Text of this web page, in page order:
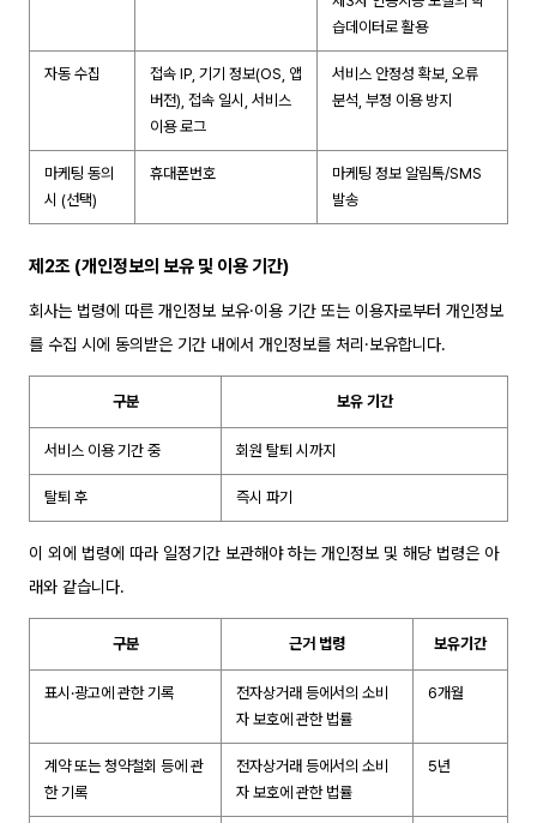
습데이터로 활용
자동 수집
접속 IP, 기기 정보(OS, 앱
버전), 접속 일시, 서비스
이용 로그
서비스 안정성 확보, 오류
분석, 부정 이용 방지
마케팅 동의
시 (선택)
휴대폰번호
마케팅 정보 알림톡/SMS
발송
제2조 (개인정보의 보유 및 이용 기간)
회사는 법령에 따른 개인정보 보유·이용 기간 또는 이용자로부터 개인정보
를 수집 시에 동의받은 기간 내에서 개인정보를 처리·보유합니다.
구분 보유 기간
서비스 이용 기간 중 회원 탈퇴 시까지
탈퇴 후 즉시 파기
이 외에 법령에 따라 일정기간 보관해야 하는 개인정보 및 해당 법령은 아
래와 같습니다.
구분 근거 법령 보유기간
표시·광고에 관한 기록
전자상거래 등에서의 소비
자 보호에 관한 법률
6개월
계약 또는 청약철회 등에 관
한 기록
전자상거래 등에서의 소비
자 보호에 관한 법률
5년